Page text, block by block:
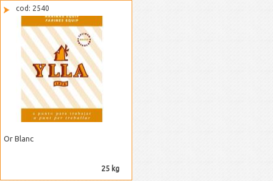
cod: 2540
Or Blanc
25 kg